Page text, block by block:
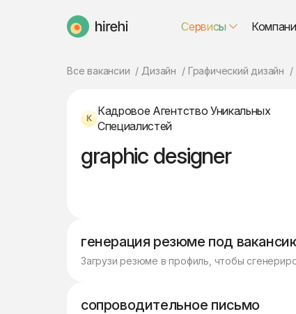
HireHi Сервисы
Все вакансии Дизайн Графический дизайн
Кадровое Агентство Уникальных
Специалистей
graphic designer
генерация резюме под
Загрузи резюме в профиль, чтобы
сопроводительное письмо